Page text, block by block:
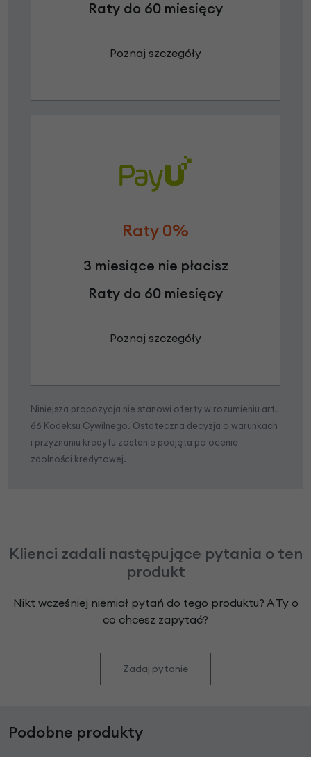
Raty do 60 miesięcy
Poznaj szczegóły
Raty 0%
3 miesiące nie płacisz
Raty do 60 miesięcy
Poznaj szczegóły
Niniejsza propozycja nie stanowi oferty w rozumieniu art.
66 Kodeksu Cywilnego. Ostateczna decyzja o warunkach
i przyznaniu kredytu zostanie podjęta po ocenie
zdolności kredytowej.
Klienci zadali następujące pytania o ten
produkt
Nikt wcześniej niemiał pytań do tego produktu? A Ty o
co chcesz zapytać?
Zadaj pytanie
Podobne produkty